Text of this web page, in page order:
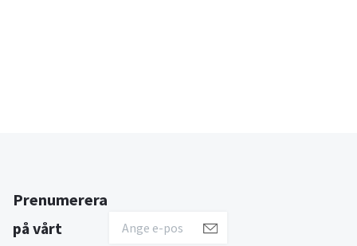
Prenumerera
på vårt